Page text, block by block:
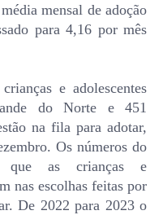
mensal de adoção
para 4,16 por mês
e adolescentes
do Norte e 451
na fila para adotar,
Os números do
que as crianças e
nas escolhas feitas por
De 2022 para 2023 o